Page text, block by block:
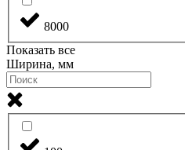
8000
Показать все
Ширина, мм